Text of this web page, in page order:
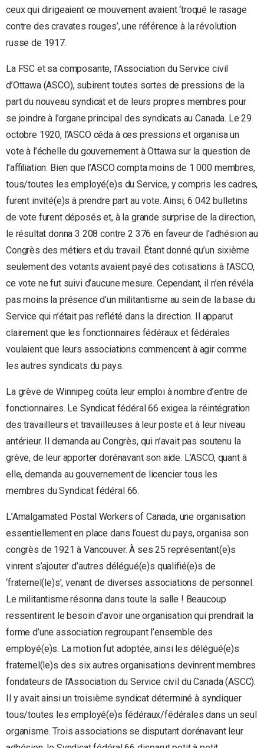
ceux qui dirigeaient ce mouvement avaient ‘troqué le rasage
contre des cravates rouges’, une référence à la révolution
russe de 1917.
La FSC et sa composante, l’Association du Service civil
d’Ottawa (ASCO), subirent toutes sortes de pressions de la
part du nouveau syndicat et de leurs propres membres pour
se joindre à l’organe principal des syndicats au Canada. Le 29
octobre 1920, l’ASCO céda à ces pressions et organisa un
vote à l’échelle du gouvernement à Ottawa sur la question de
l’affiliation. Bien que l’ASCO compta moins de 1 000 membres,
tous/toutes les employé(e)s du Service, y compris les cadres,
furent invité(e)s à prendre part au vote. Ainsi, 6 042 bulletins
de vote furent déposés et, à la grande surprise de la direction,
le résultat donna 3 208 contre 2 376 en faveur de l’adhésion au
Congrès des métiers et du travail. Étant donné qu’un sixième
seulement des votants avaient payé des cotisations à l’ASCO,
ce vote ne fut suivi d’aucune mesure. Cependant, il n’en révéla
pas moins la présence d’un militantisme au sein de la base du
Service qui n’était pas reflété dans la direction. Il apparut
clairement que les fonctionnaires fédéraux et fédérales
voulaient que leurs associations commencent à agir comme
les autres syndicats du pays.
La grève de Winnipeg coûta leur emploi à nombre d’entre de
fonctionnaires. Le Syndicat fédéral 66 exigea la réintégration
des travailleurs et travailleuses à leur poste et à leur niveau
antérieur. Il demanda au Congrès, qui n’avait pas soutenu la
grève, de leur apporter dorénavant son aide. L’ASCO, quant à
elle, demanda au gouvernement de licencier tous les
membres du Syndicat fédéral 66.
L’Amalgamated Postal Workers of Canada, une organisation
essentiellement en place dans l’ouest du pays, organisa son
congrès de 1921 à Vancouver. À ses 25 représentant(e)s
vinrent s’ajouter d’autres délégué(e)s qualifié(e)s de
‘fraternel(le)s’, venant de diverses associations de personnel.
Le militantisme résonna dans toute la salle ! Beaucoup
ressentirent le besoin d’avoir une organisation qui prendrait la
forme d’une association regroupant l’ensemble des
employé(e)s. La motion fut adoptée, ainsi les délégué(e)s
fraternel(le)s des six autres organisations devinrent membres
fondateurs de l’Association du Service civil du Canada (ASCC).
Il y avait ainsi un troisième syndicat déterminé à syndiquer
tous/toutes les employé(e)s fédéraux/fédérales dans un seul
organisme. Trois associations se disputant dorénavant leur